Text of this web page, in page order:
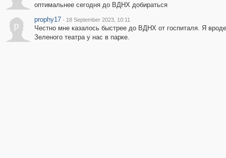
оптимальнее сегодня до ВДНХ добираться
p
prophy17 · 18 September 2023, 10:11
Честно мне казалось быстрее до ВДНХ от госпиталя. Я
Зеленого театра у нас в парке.